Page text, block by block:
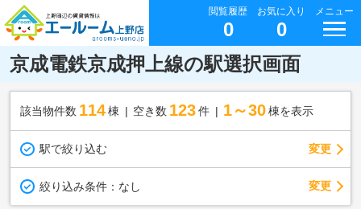
閲覧履歴
0
お気に入り
0
メニュー
京成電鉄京成押上線の駅選択画面
該当物件数 114棟 空き数 123 件 1～30 棟を表示
駅で絞り込む 変更
絞り込み条件： なし 変更